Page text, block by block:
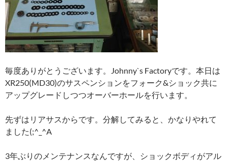
毎度ありがとうございます。Johnny`s Factoryです。本日は
XR250(MD30)のサスペンションをフォーク&ショック共に
アップグレードしつつオーバーホールを行います。
先ずはリアサスからです。分解してみると、かなりやれて
ました(;^_^A
3年ぶりのメンテナンスなんですが、ショックボディがアル